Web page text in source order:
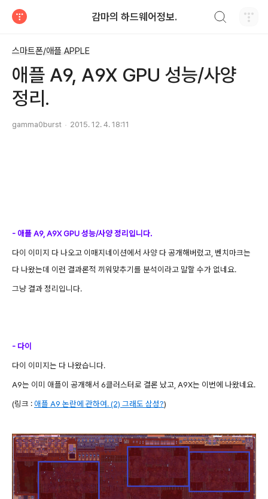
감마의 하드웨어정보.
스마트폰/애플 APPLE
애플 A9, A9X GPU 성능/사양
정리.
gamma0burst 2015. 12. 4. 18:11
- 애플 A9, A9X GPU 성능/사양 정리입니다.
다이 이미지 다 나오고 이매지네이션에서 사양 다 공개해버렸고, 벤치마크는
다 나왔는데 이런 결과론적 끼워맞추기를 분석이라고 말할 수가 없네요.
그냥 결과 정리입니다.
- 다이
다이 이미지는 다 나왔습니다.
A9는 이미 애플이 공개해서 6클러스터로 결론 났고, A9X는 이번에 나왔네요.
(링크 : 애플 A9 논란에 관하여. (2) 그래도 삼성?)